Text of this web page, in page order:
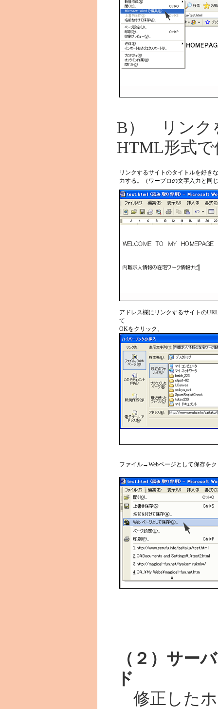
B） リンク
HTML形式
リンクするサイトのタイトルを好き
力する。（ワープロの文字入力と同
アドレス欄にリンクするサイトの
て
OKをクリック。
ファイル→Webページとして保存を
（２）サー
ド
修正した